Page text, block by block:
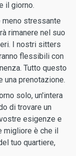
il giorno.
stressante
rimanere nel suo
I nostri sitters
flessibili con
Tutto questo
prenotazione.
solo, un'intera
di trovare un
esigenze e
migliore è che il
tuo quartiere,